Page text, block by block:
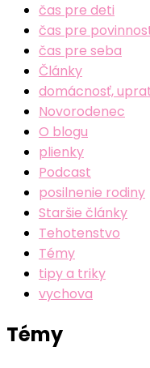
čas pre deti
čas pre
čas pre seba
Články
domácnosť,
Novorodenec
O blogu
plienky
Podcast
posilnenie rodiny
Staršie články
Tehotenstvo
Témy
tipy a triky
vychova
Témy